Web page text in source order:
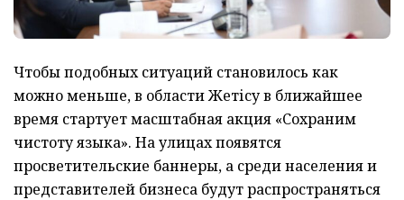
Чтобы подобных ситуаций становилось как
можно меньше, в области Жетісу в ближайшее
время стартует масштабная акция «Сохраним
чистоту языка». На улицах появятся
просветительские баннеры, а среди населения и
представителей бизнеса будут распространяться